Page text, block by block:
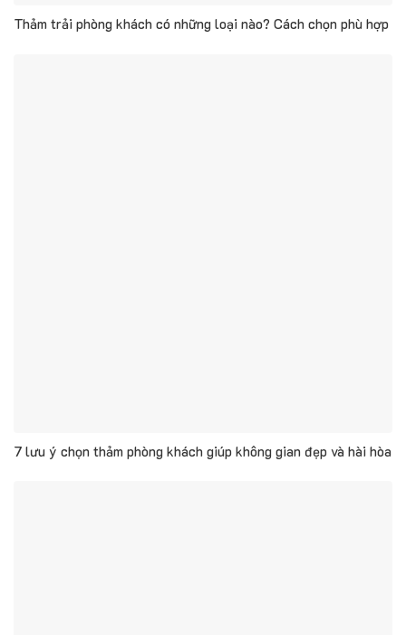
Thảm trải phòng khách có những loại nào? Cách chọn phù hợp
7 lưu ý chọn thảm phòng khách giúp không gian đẹp và hài hòa